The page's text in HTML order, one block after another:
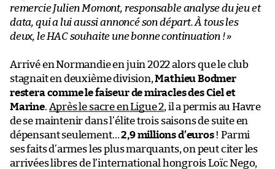
remercie Julien Momont, responsable analyse du jeu et
data, qui a lui aussi annoncé son départ. À tous les
deux, le HAC souhaite une bonne continuation !»
Arrivé en Normandie en juin 2022 alors que le club
stagnait en deuxième division,Mathieu Bodmer
restera comme le faiseur de miracles des Ciel et
Marine. Après le sacre en Ligue 2, il a permis au Havre
de se maintenir dans l’élite trois saisons de suite en
dépensant seulement…2,9 millions d’euros! Parmi
ses faits d’armes les plus marquants, on peut citer les
arrivées libres de l’international hongrois Loïc Nego,